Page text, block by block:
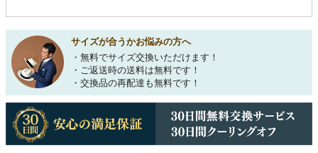
サイズが合うかお悩みの方へ
・無料でサイズ交換いただけます！
・ご返送時の送料は無料です！
・交換品の再配達も無料です！